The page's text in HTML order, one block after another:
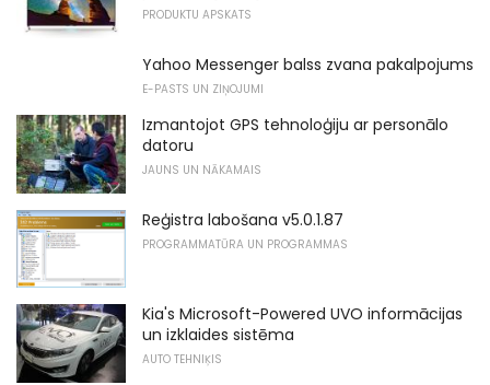
PRODUKTU APSKATS
Yahoo Messenger balss zvana pakalpojums
E-PASTS UN ZIŅOJUMI
Izmantojot GPS tehnoloģiju ar personālo
datoru
JAUNS UN NĀKAMAIS
Reģistra labošana v5.0.1.87
PROGRAMMATŪRA UN PROGRAMMAS
Kia's Microsoft-Powered UVO informācijas
un izklaides sistēma
AUTO TEHNIĶIS